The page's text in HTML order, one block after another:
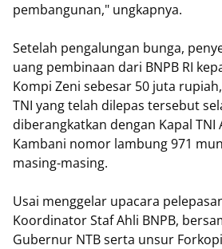
pembangunan," ungkapnya.
Setelah pengalungan bunga,
uang pembinaan dari BNPB RI
Kompi Zeni sebesar 50 juta
TNI yang telah dilepas tersebut
diberangkatkan dengan Kapal TNI
Kambani nomor lambung 971
masing-masing.
Usai menggelar upacara
Koordinator Staf Ahli BNPB,
Gubernur NTB serta unsur